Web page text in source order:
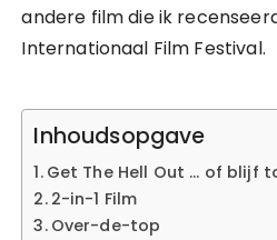
andere film die ik
Internationaal Film Festival.
Inhoudsopgave
Get The Hell Out … of blijf
2-in-1 Film
Over-de-top